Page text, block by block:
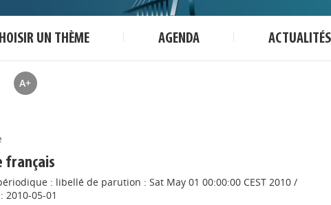
UN THÈME AGENDA ACTUALITÉS
A+
français
: libellé de parution : Sat May 01 00:00:00 CEST 2010 /
05-01